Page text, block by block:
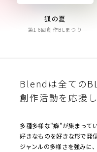
狐の夏
第16回創作BLまつり
Blendは全ての
創作活動を応援
多種多様な"癖"が集まって
好きなものを好きな形で発
ジャンルの多様さを強みに